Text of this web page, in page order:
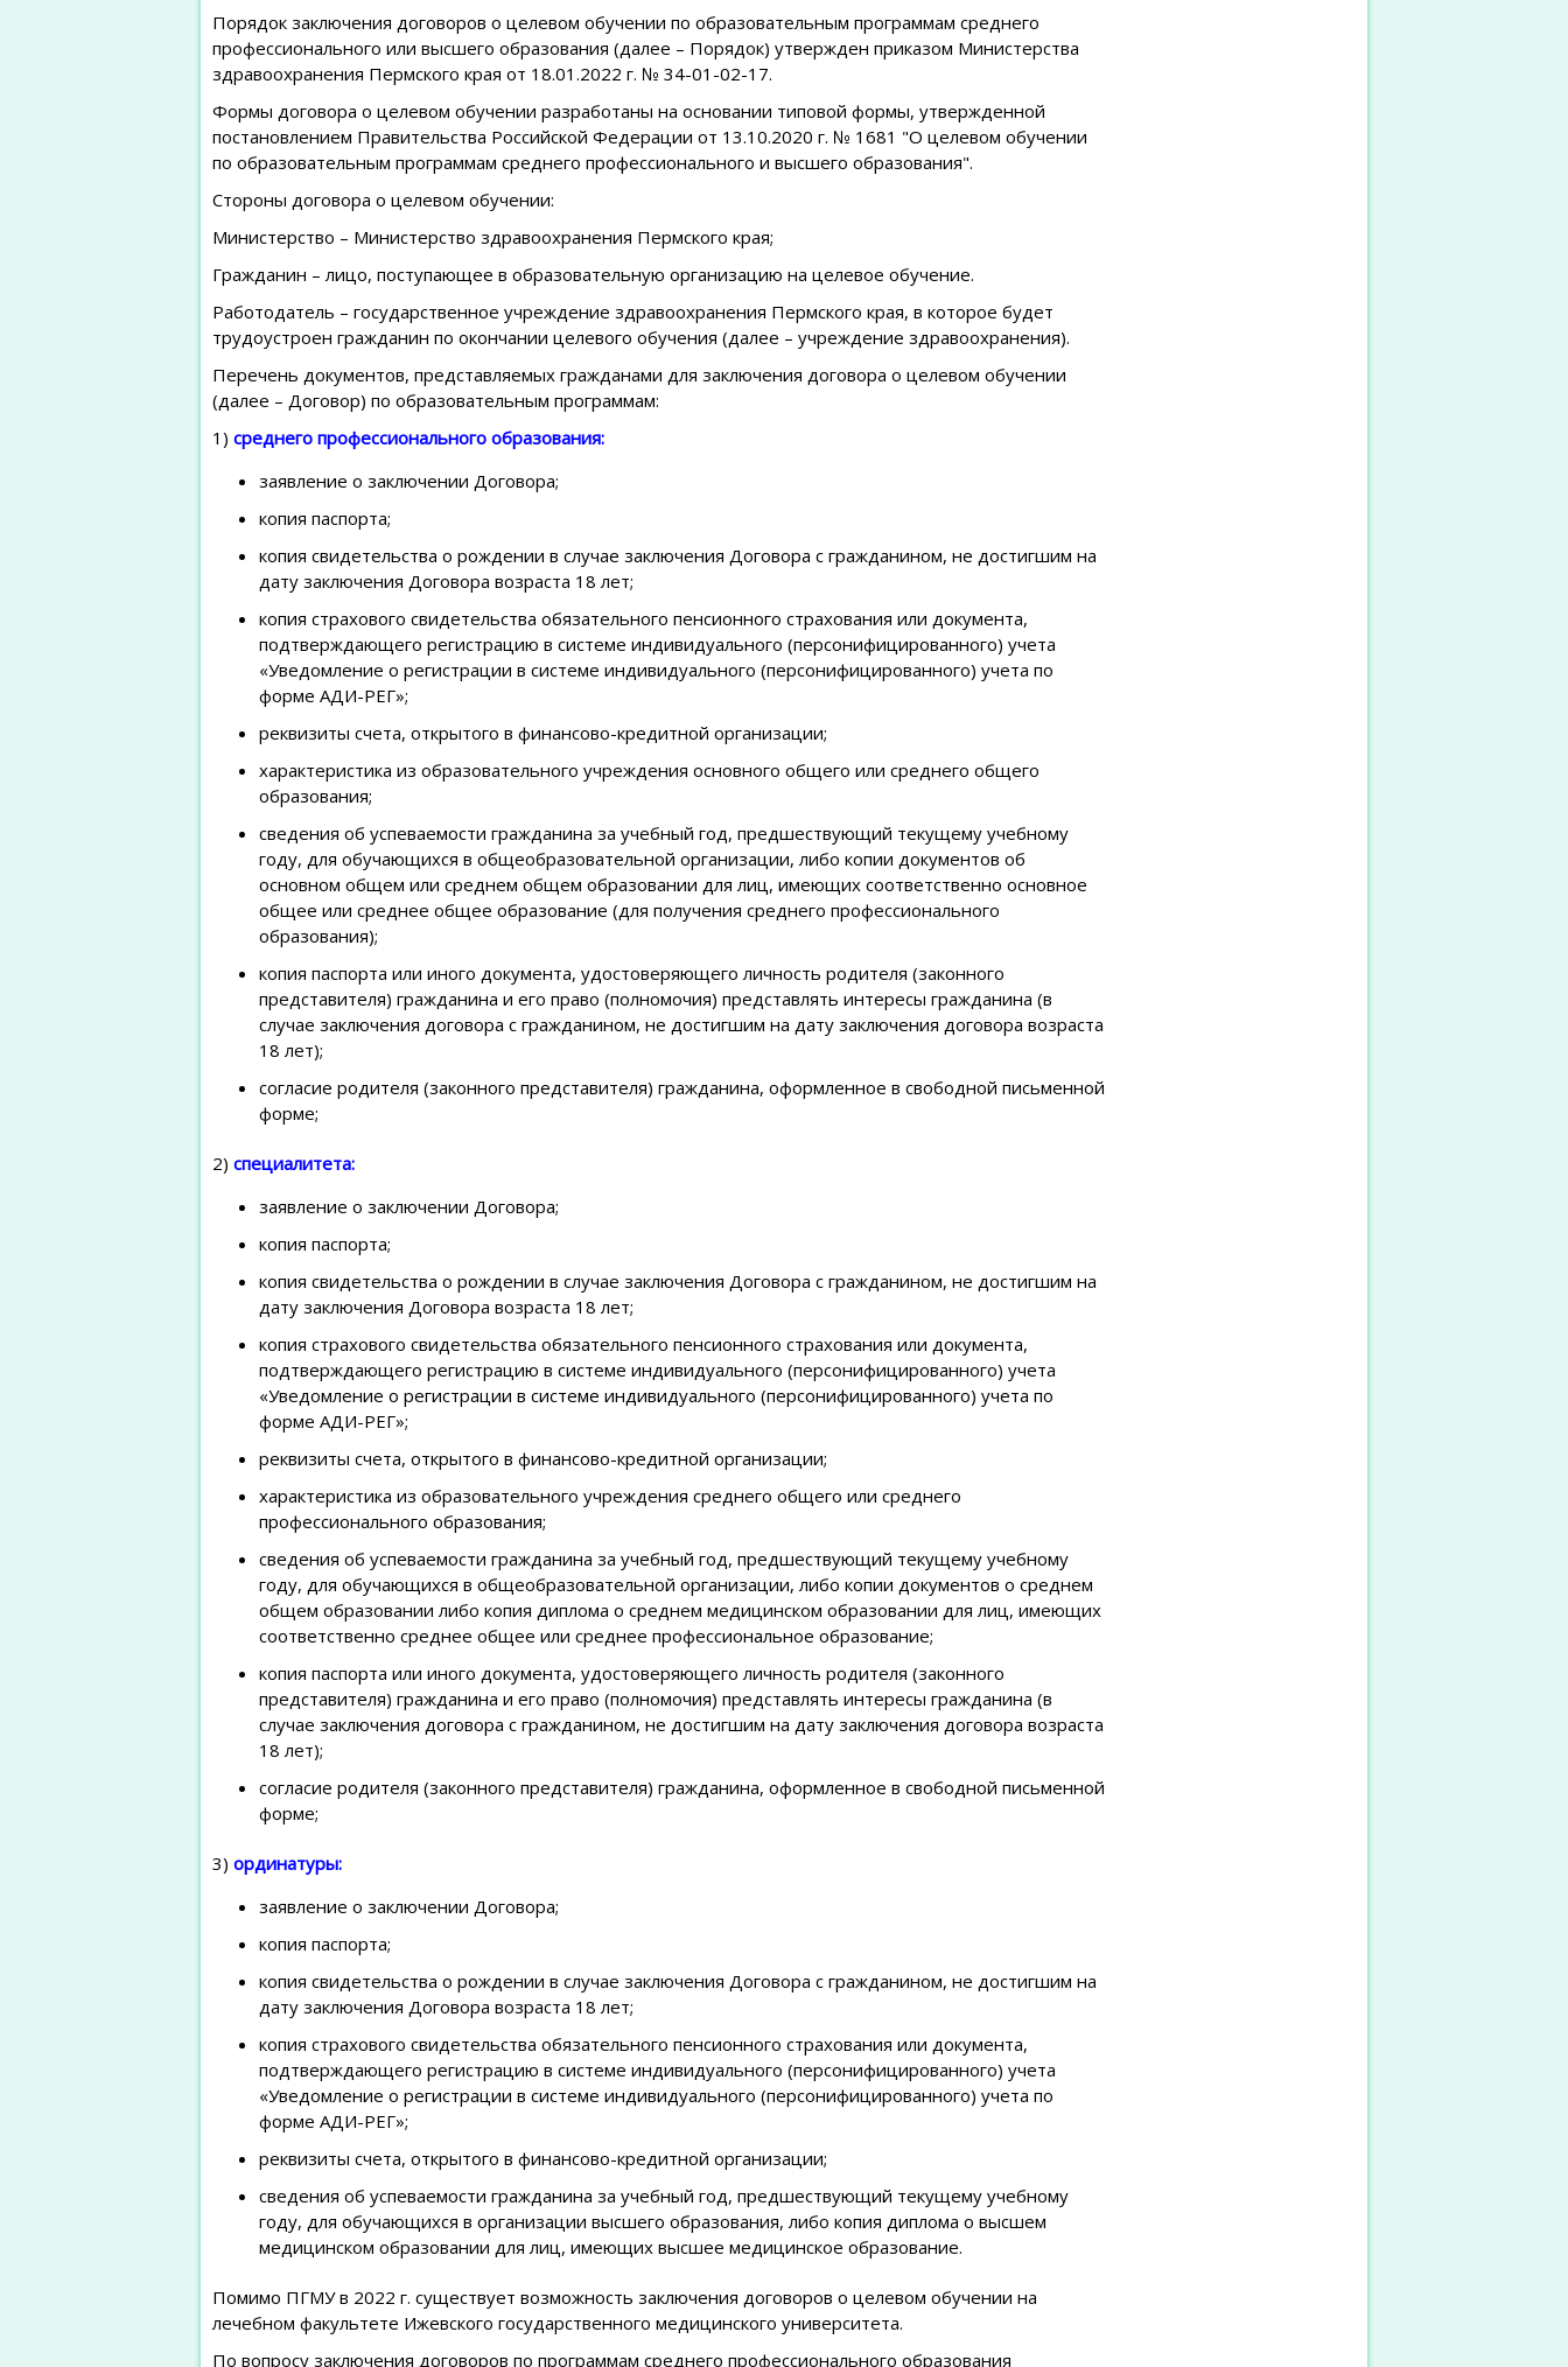
Порядок заключения договоров о целевом обучении по образовательным программам среднего
профессионального или высшего образования (далее – Порядок) утвержден приказом Министерства
здравоохранения Пермского края от 18.01.2022 г. № 34-01-02-17.
Формы договора о целевом обучении разработаны на основании типовой формы, утвержденной
постановлением Правительства Российской Федерации от 13.10.2020 г. № 1681 "О целевом обучении
по образовательным программам среднего профессионального и высшего образования".
Стороны договора о целевом обучении:
Министерство – Министерство здравоохранения Пермского края;
Гражданин – лицо, поступающее в образовательную организацию на целевое обучение.
Работодатель – государственное учреждение здравоохранения Пермского края, в которое будет
трудоустроен гражданин по окончании целевого обучения (далее – учреждение здравоохранения).
Перечень документов, представляемых гражданами для заключения договора о целевом обучении
(далее – Договор) по образовательным программам:
1) среднего профессионального образования:
заявление о заключении Договора;
копия паспорта;
копия свидетельства о рождении в случае заключения Договора с гражданином, не достигшим на
дату заключения Договора возраста 18 лет;
копия страхового свидетельства обязательного пенсионного страхования или документа,
подтверждающего регистрацию в системе индивидуального (персонифицированного) учета
«Уведомление о регистрации в системе индивидуального (персонифицированного) учета по
форме АДИ-РЕГ»;
реквизиты счета, открытого в финансово-кредитной организации;
характеристика из образовательного учреждения основного общего или среднего общего
образования;
сведения об успеваемости гражданина за учебный год, предшествующий текущему учебному
году, для обучающихся в общеобразовательной организации, либо копии документов об
основном общем или среднем общем образовании для лиц, имеющих соответственно основное
общее или среднее общее образование (для получения среднего профессионального
образования);
копия паспорта или иного документа, удостоверяющего личность родителя (законного
представителя) гражданина и его право (полномочия) представлять интересы гражданина (в
случае заключения договора с гражданином, не достигшим на дату заключения договора возраста
18 лет);
согласие родителя (законного представителя) гражданина, оформленное в свободной письменной
форме;
2) специалитета:
заявление о заключении Договора;
копия паспорта;
копия свидетельства о рождении в случае заключения Договора с гражданином, не достигшим на
дату заключения Договора возраста 18 лет;
копия страхового свидетельства обязательного пенсионного страхования или документа,
подтверждающего регистрацию в системе индивидуального (персонифицированного) учета
«Уведомление о регистрации в системе индивидуального (персонифицированного) учета по
форме АДИ-РЕГ»;
реквизиты счета, открытого в финансово-кредитной организации;
характеристика из образовательного учреждения среднего общего или среднего
профессионального образования;
сведения об успеваемости гражданина за учебный год, предшествующий текущему учебному
году, для обучающихся в общеобразовательной организации, либо копии документов о среднем
общем образовании либо копия диплома о среднем медицинском образовании для лиц, имеющих
соответственно среднее общее или среднее профессиональное образование;
копия паспорта или иного документа, удостоверяющего личность родителя (законного
представителя) гражданина и его право (полномочия) представлять интересы гражданина (в
случае заключения договора с гражданином, не достигшим на дату заключения договора возраста
18 лет);
согласие родителя (законного представителя) гражданина, оформленное в свободной письменной
форме;
3) ординатуры:
заявление о заключении Договора;
копия паспорта;
копия свидетельства о рождении в случае заключения Договора с гражданином, не достигшим на
дату заключения Договора возраста 18 лет;
копия страхового свидетельства обязательного пенсионного страхования или документа,
подтверждающего регистрацию в системе индивидуального (персонифицированного) учета
«Уведомление о регистрации в системе индивидуального (персонифицированного) учета по
форме АДИ-РЕГ»;
реквизиты счета, открытого в финансово-кредитной организации;
сведения об успеваемости гражданина за учебный год, предшествующий текущему учебному
году, для обучающихся в организации высшего образования, либо копия диплома о высшем
медицинском образовании для лиц, имеющих высшее медицинское образование.
Помимо ПГМУ в 2022 г. существует возможность заключения договоров о целевом обучении на
лечебном факультете Ижевского государственного медицинского университета.
По вопросу заключения договоров по программам среднего профессионального образования